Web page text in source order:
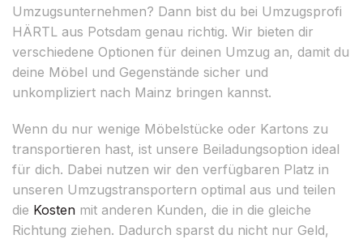
Umzugsunternehmen? Dann bist du bei Umzugsprofi
HÄRTL aus Potsdam genau richtig. Wir bieten dir
verschiedene Optionen für deinen Umzug an, damit du
deine Möbel und Gegenstände sicher und
unkompliziert nach Mainz bringen kannst.
Wenn du nur wenige Möbelstücke oder Kartons zu
transportieren hast, ist unsere Beiladungsoption ideal
für dich. Dabei nutzen wir den verfügbaren Platz in
unseren Umzugstransportern optimal aus und teilen
die Kosten mit anderen Kunden, die in die gleiche
Richtung ziehen. Dadurch sparst du nicht nur Geld,